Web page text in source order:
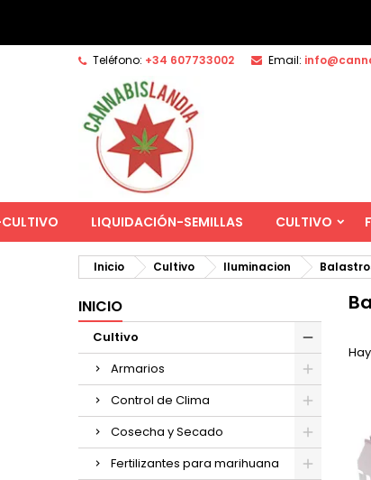
Teléfono: +34 607733002 Email:
LIQUIDACIÓN-SEMILLAS CULTIVO
Inicio Cultivo Iluminacion
INICIO
Cultivo
Armarios
Control de Clima
Cosecha y Secado
Fertilizantes para marihuana